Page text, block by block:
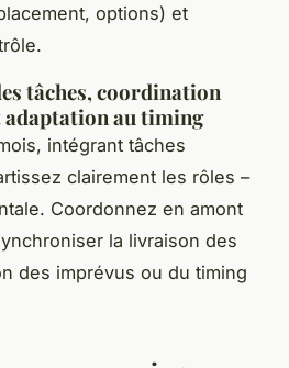
options) et
tâches, coordination
au timing
intégrant tâches
clairement les rôles –
Coordonnez en amont
la livraison des
des imprévus ou du timing